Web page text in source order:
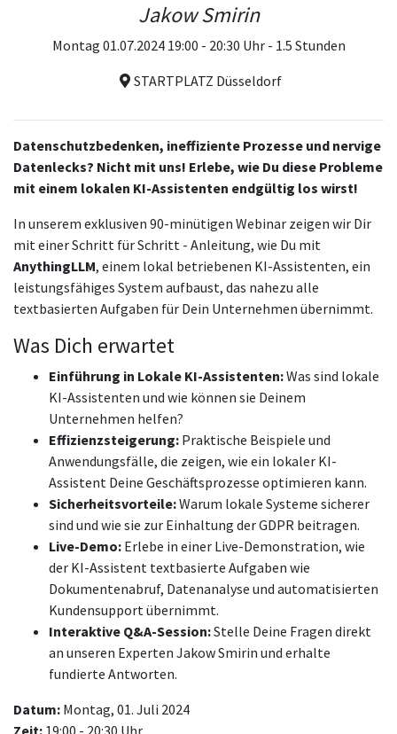
Jakow Smirin
Montag 01.07.2024 19:00 - 20:30 Uhr - 1.5 Stunden
STARTPLATZ Düsseldorf
Datenschutzbedenken, ineffiziente Prozesse und nervige
Datenlecks? Nicht mit uns! Erlebe, wie Du diese Probleme
mit einem lokalen KI-Assistenten endgültig los wirst!
In unserem exklusiven 90-minütigen Webinar zeigen wir Dir
mit einer Schritt für Schritt - Anleitung, wie Du mit
AnythingLLM, einem lokal betriebenen KI-Assistenten, ein
leistungsfähiges System aufbaust, das nahezu alle
textbasierten Aufgaben für Dein Unternehmen übernimmt.
Was Dich erwartet
Einführung in Lokale KI-Assistenten:Was sind lokale
KI-Assistenten und wie können sie Deinem
Unternehmen helfen?
Effizienzsteigerung: Praktische Beispiele und
Anwendungsfälle, die zeigen, wie ein lokaler KI-
Assistent Deine Geschäftsprozesse optimieren kann.
Sicherheitsvorteile:Warum lokale Systeme sicherer
sind und wie sie zur Einhaltung der GDPR beitragen.
Live-Demo: Erlebe in einer Live-Demonstration, wie
der KI-Assistent textbasierte Aufgaben wie
Dokumentenabruf, Datenanalyse und automatisierten
Kundensupport übernimmt.
Interaktive Q&A-Session:Stelle Deine Fragen direkt
an unseren Experten Jakow Smirin und erhalte
fundierte Antworten.
Datum: Montag, 01. Juli 2024
Zeit: 19:00 - 20:30 Uhr